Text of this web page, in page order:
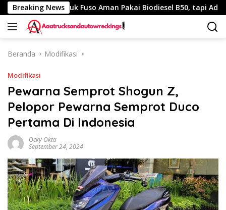
Langsung
ke
konten
Breaking News
Truk Fuso Aman Pakai Biodiesel B50, tapi Ada Saran
Beranda Modifikasi
Modifikasi
Pewarna Semprot Shogun Z,
Pelopor Pewarna Semprot Duco
Pertama Di Indonesia
Ocky Okta
September 24, 2024